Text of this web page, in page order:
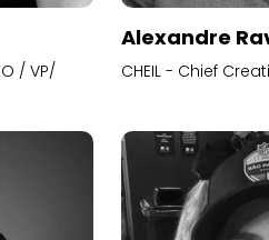
/ VP/
Alexandre
CHEIL - Chief